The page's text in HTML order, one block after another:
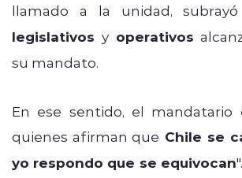
llamado a la unidad,
legislativos y operativos
su mandato.
En ese sentido, el mandatario
quienes afirman que Chile se
yo respondo que se equivocan